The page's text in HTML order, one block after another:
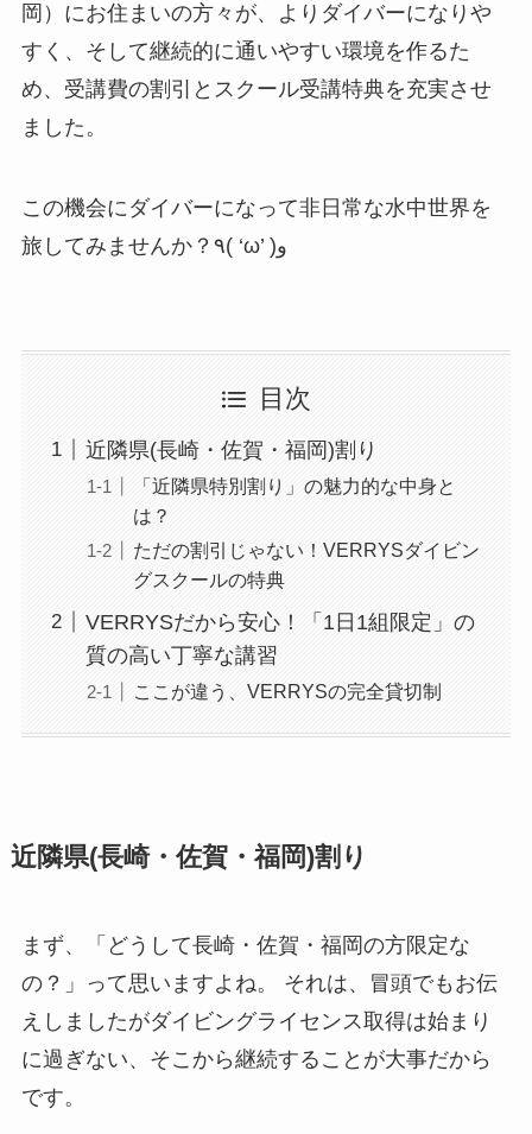
岡）にお住まいの方々が、よりダイバーになりや
すく、そして継続的に通いやすい環境を作るた
め、受講費の割引とスクール受講特典を充実させ
ました。
この機会にダイバーになって非日常な水中世界を
旅してみませんか？٩( ‘ω’ )و
目次
近隣県(長崎・佐賀・福岡)割り
「近隣県特別割り」の魅力的な中身と
は？
ただの割引じゃない！VERRYSダイビン
グスクールの特典
VERRYSだから安心！「1日1組限定」の
質の高い丁寧な講習
ここが違う、VERRYSの完全貸切制
近隣県(長崎・佐賀・福岡)割り
まず、「どうして長崎・佐賀・福岡の方限定な
の？」って思いますよね。 それは、冒頭でもお伝
えしましたがダイビングライセンス取得は始まり
に過ぎない、そこから継続することが大事だから
です。